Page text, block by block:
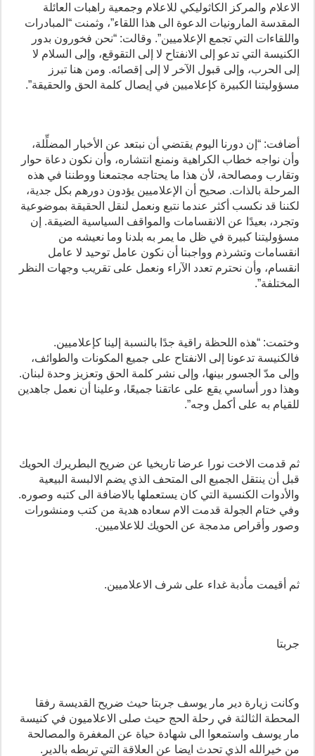
الاعلام والمركز الكاثوليكي للاعلام وجمعية راهبات العائلة
المقدسة المارونيات الدعوة الى هذا اللقاء”، وثمنت “المبادرات
واللقاءات التي تجمع الإعلاميين”. وقالت: “نحن فخورون بدور
الكنيسة التي تدعو إلى الانفتاح لا إلى التقوقع، وإلى السلام لا
إلى الحرب، وإلى قبول الآخر لا إلى إقصائه. ومن هنا تبرز
مسؤوليتنا الكبيرة كإعلاميين في إيصال كلمة الحق والحقيقة”.
أضافت: “إن دورنا اليوم يقتضي أن نبتعد عن الأخبار المضلِّلة،
وأن نواجه خطاب الكراهية ونمنع انتشاره، وأن نكون دعاة حوار
وتقارب ومصالحة، لأن هذا ما يحتاجه مجتمعنا ووطننا في هذه
المرحلة بالذات. صحيح أن الإعلاميين يؤدون دورهم بكل جدية،
لكننا قد نكسب أكثر عندما نتبع ونعمل لنقل الحقيقة بموضوعية
وتجرد، بعيدًا عن الانقسامات والمواقف السياسية الضيقة. إن
مسؤوليتنا كبيرة في ظل ما يمر به بلدنا وما نعيشه من
انقسامات وتشرذم وواجبنا أن نكون عامل توحيد لا عامل
انقسام، وأن نحترم تعدد الآراء ونعمل على تقريب وجهات النظر
المختلفة”.
وختمت: “هذه اللحظة راقية جدًا بالنسبة إلينا كإعلاميين.
فالكنيسة تدعونا إلى الانفتاح على جميع المكونات والطوائف،
وإلى مدّ الجسور بينها، وإلى نشر كلمة الحق وتعزيز وحدة لبنان.
وهذا دور أساسي يقع على عاتقنا جميعًا، وعلينا أن نعمل جاهدين
للقيام به على أكمل وجه”.
ثم قدمت الاخت نورا عرضا تاريخيا عن ضريح البطريرك الحويك
قبل أن ينتقل الجميع الى المتحف الذي يضم الالبسة البيعية
والأدوات الكنسية التي كان يستعملها بالاضافة الى كتبه وصوره.
وفي ختام الجولة قدمت الام سعاده هدية من كتب ومنشورات
وصور وأقراص مدمجة عن الحويك للاعلاميين.
ثم أقيمت مأدبة غداء على شرف الاعلاميين.
جربتا
وكانت زيارة دير مار يوسف جربتا حيث ضريح القديسة رفقا
المحطة الثالثة في رحلة الحج حيث صلى الاعلاميون في كنيسة
مار يوسف واستمعوا الى شهادة حياة عن المغفرة والمصالحة
من خيرالله الذي تحدث ايضا عن العلاقة التي تربطه بالدير.